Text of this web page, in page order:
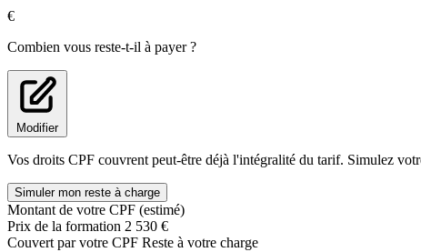
€
Combien vous reste-t-il à payer ?
Modifier
Vos droits CPF couvrent peut-être déjà l'intégralité du tarif. Simulez
Simuler mon reste à charge
Montant de votre CPF (estimé)
Prix de la formation 2 530 €
Couvert par votre CPF Reste à votre charge